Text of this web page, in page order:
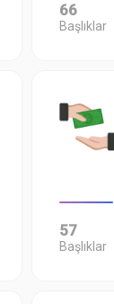
66
Başlıklar
57
Başlıklar